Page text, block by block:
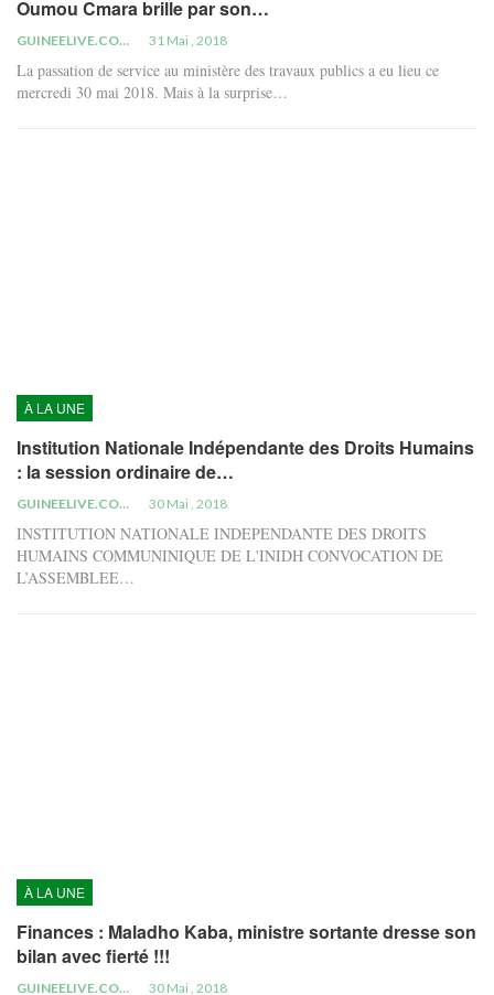
Oumou Cmara brille par son…
GUINEELIVE.COM 31 Mai , 2018
La passation de service au ministère des travaux publics a eu lieu ce
mercredi 30 mai 2018. Mais à la surprise…
À LA UNE
Institution Nationale Indépendante des Droits Humains
: la session ordinaire de…
GUINEELIVE.COM 30 Mai , 2018
INSTITUTION NATIONALE INDEPENDANTE DES DROITS
HUMAINS COMMUNINIQUE DE L'INIDH CONVOCATION DE
L’ASSEMBLEE…
À LA UNE
Finances : Maladho Kaba, ministre sortante dresse son
bilan avec fierté !!!
GUINEELIVE.COM 30 Mai , 2018